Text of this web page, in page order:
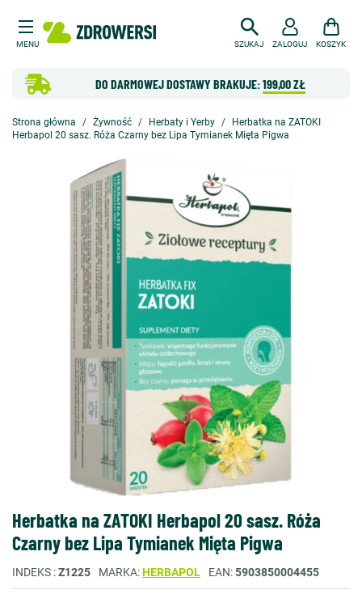
MENU SZUKAJ
DO DARMOWEJ DOSTAWY BRAKUJE:199,00 ZŁ
ZALOGUJ KOSZYK
Strona główna Żywność Herbaty i Yerby
Herbatka na ZATOKI
Herbapol 20 sasz. Róża Czarny bez Lipa Tymianek Mięta Pigwa
Herbatka na ZATOKI Herbapol 20 sasz. Róża
Czarny bez Lipa Tymianek Mięta Pigwa
INDEKS Z1225 MARKA HERBAPOL EAN 5903850004455